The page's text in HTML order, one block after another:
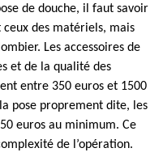
de douche, il faut savoir
des matériels, mais
Les accessoires de
et de la qualité des
entre 350 euros et 1500
pose proprement dite, les
euros au minimum. Ce
de l’opération.